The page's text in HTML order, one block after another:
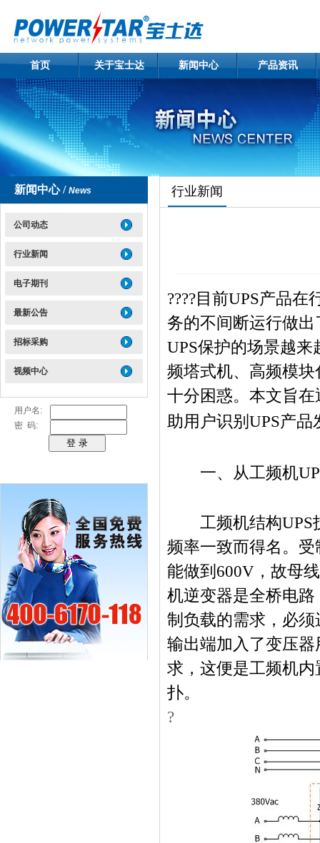
首页 关于宝士达 新闻中心 产品资讯
新闻中心 / News
公司动态
行业新闻
电子期刊
最新公告
招标采购
视频中心
用户名:
密 码:
行业新闻
????目前UPS产品在
务的不间断运行做
UPS保护的场景越来
频塔式机、高频模块
十分困惑。本文旨在
助用户识别 UPS产品
一、从工频机
工频机结构UPS
频率一致而得名。
能做到 600V ，故母
机逆变器是全桥电
制负载的需求，必须
输出端加入了变压
求，这便是工频机
扑。
?